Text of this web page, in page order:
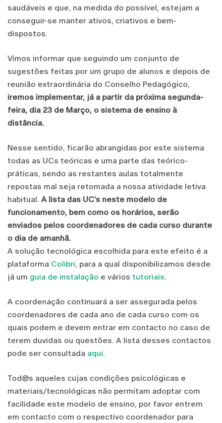
saudáveis e que, na medida do possível, estejam a
conseguir-se manter ativos, criativos e bem-
dispostos.
Vimos informar que seguindo um conjunto de
sugestões feitas por um grupo de alunos e depois de
reunião extraordinária do Conselho Pedagógico,
iremos implementar, já a partir da próxima segunda-
feira, dia 23 de Março, o sistema de ensino à
distância.
Nesse sentido, ficarão abrangidas por este sistema
todas as UCs teóricas e uma parte das teórico-
práticas, sendo as restantes aulas totalmente
repostas mal seja retomada a nossa atividade letiva
habitual. A lista das UC’s neste modelo de
funcionamento, bem como os horários, serão
enviados pelos coordenadores de cada curso durante
o dia de amanhã.
A solução tecnológica escolhida para este efeito é a
plataforma Colibri, para a qual disponibilizamos desde
já um guia de instalação e vários tutoriais.
A coordenação continuará a ser assegurada pelos
coordenadores de cada ano de cada curso com os
quais podem e devem entrar em contacto no caso de
terem duvidas ou questões. A lista desses contactos
pode ser consultada aqui.
Tod@s aqueles cujas condições psicológicas e
materiais/tecnológicas não permitam adoptar com
facilidade este modelo de ensino, por favor entrem
em contacto com o respectivo coordenador para